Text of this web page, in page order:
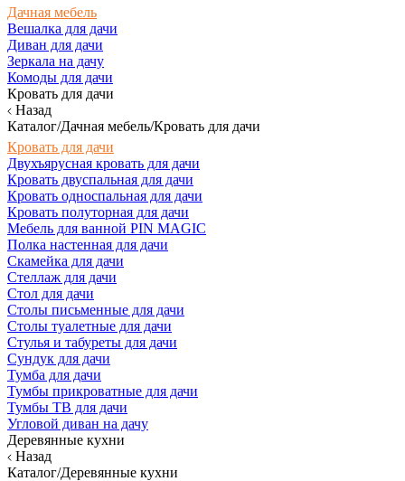
Дачная мебель
Вешалка для дачи
Диван для дачи
Зеркала на дачу
Комоды для дачи
Кровать для дачи
Назад
Каталог/Дачная мебель/Кровать для дачи
Кровать для дачи
Двухъярусная кровать для дачи
Кровать двуспальная для дачи
Кровать односпальная для дачи
Кровать полуторная для дачи
Мебель для ванной PIN MAGIC
Полка настенная для дачи
Скамейка для дачи
Стеллаж для дачи
Стол для дачи
Столы письменные для дачи
Столы туалетные для дачи
Стулья и табуреты для дачи
Сундук для дачи
Тумба для дачи
Тумбы прикроватные для дачи
Тумбы ТВ для дачи
Угловой диван на дачу
Деревянные кухни
Назад
Каталог/Деревянные кухни